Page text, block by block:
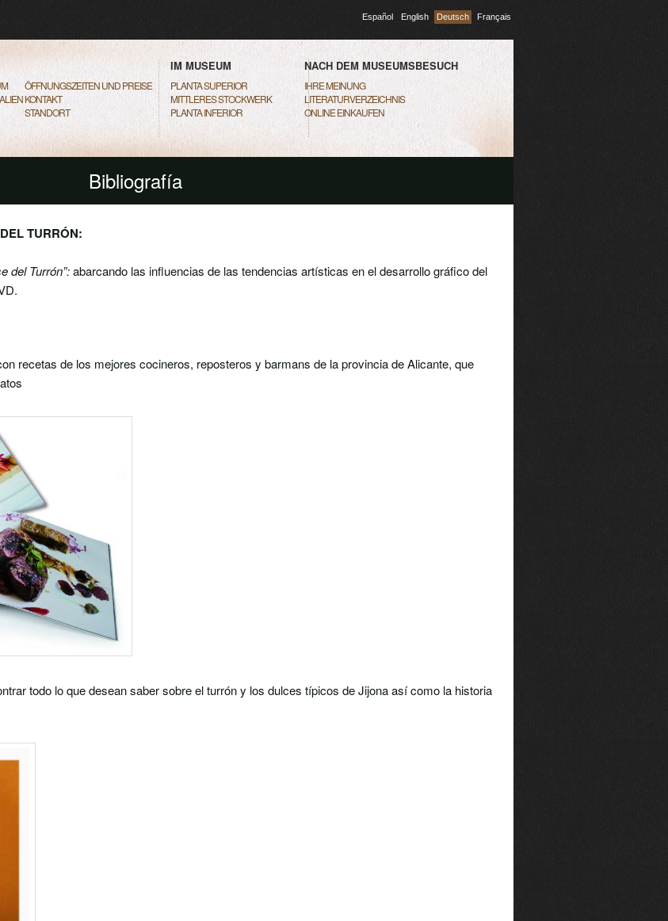
Español English Deutsch Français
CONTENT
CONTENT
ÖFFNUNGSZEITEN UND PREISE
KONTAKT
STANDORT
IM MUSEUM
PLANTA SUPERIOR
MITTLERES STOCKWERK
PLANTA INFERIOR
NACH DEM MUSEUMSBESUCH
IHRE MEINUNG
LITERATURVERZEICHNIS
ONLINE EINKAUFEN
Bibliografía
TURRÓN:
del Turrón”:abarcando las influencias de las tendencias artísticas en el desarrollo gráfico del
recetas de los mejores cocineros, reposteros y barmans de la provincia de Alicante, que
todo lo que desean saber sobre el turrón y los dulces típicos de Jijona así como la historia